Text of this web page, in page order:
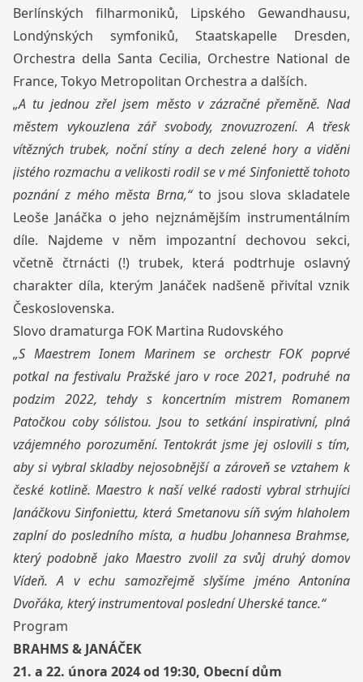
Berlínských filharmoniků, Lipského Gewandhausu,
Londýnských symfoniků, Staatskapelle Dresden,
Orchestra della Santa Cecilia, Orchestre National de
France, Tokyo Metropolitan Orchestra a dalších.
„A tu jednou zřel jsem město v zázračné přeměně. Nad
městem vykouzlena zář svobody, znovuzrození. A třesk
vítězných trubek, noční stíny a dech zelené hory a vidění
jistého rozmachu a velikosti rodil se v mé Sinfoniettě tohoto
poznání z mého města Brna,“to jsou slova skladatele
Leoše Janáčka o jeho nejznámějším instrumentálním
díle. Najdeme v něm impozantní dechovou sekci,
včetně čtrnácti (!) trubek, která podtrhuje oslavný
charakter díla, kterým Janáček nadšeně přivítal vznik
Československa.
Slovo dramaturga FOK Martina Rudovského
„S Maestrem Ionem Marinem se orchestr FOK poprvé
potkal na festivalu Pražské jaro v roce 2021, podruhé na
podzim 2022, tehdy s koncertním mistrem Romanem
Patočkou coby sólistou. Jsou to setkání inspirativní, plná
vzájemného porozumění. Tentokrát jsme jej oslovili s tím,
aby si vybral skladby nejosobnější a zároveň se vztahem k
české kotlině. Maestro k naší velké radosti vybral strhující
Janáčkovu Sinfoniettu, která Smetanovu síň svým hlaholem
zaplní do posledního místa, a hudbu Johannesa Brahmse,
který podobně jako Maestro zvolil za svůj druhý domov
Vídeň. A v echu samozřejmě slyšíme jméno Antonína
Dvořáka, který instrumentoval poslední Uherské tance.“
Program
BRAHMS & JANÁČEK
21. a 22. února 2024 od 19:30, Obecní dům